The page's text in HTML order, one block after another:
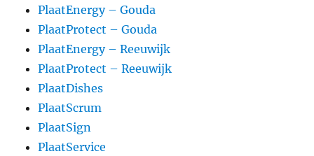
PlaatEnergy – Gouda
PlaatProtect – Gouda
PlaatEnergy – Reeuwijk
PlaatProtect – Reeuwijk
PlaatDishes
PlaatScrum
PlaatSign
PlaatService